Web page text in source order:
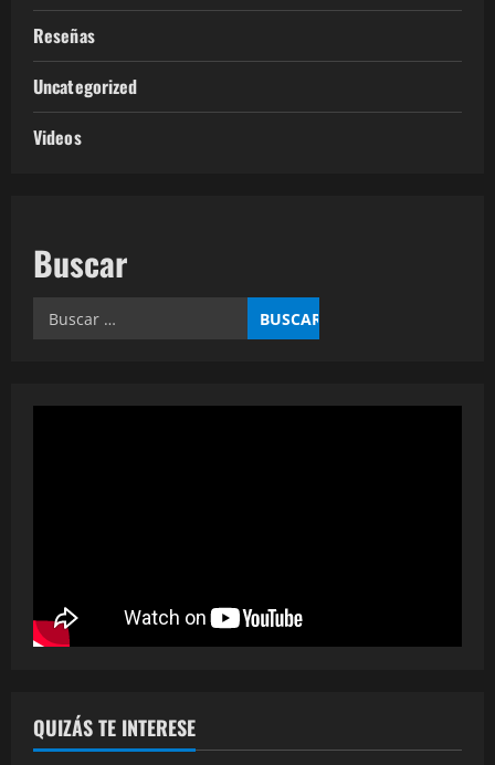
Reseñas
Uncategorized
Videos
Buscar
QUIZÁS TE INTERESE